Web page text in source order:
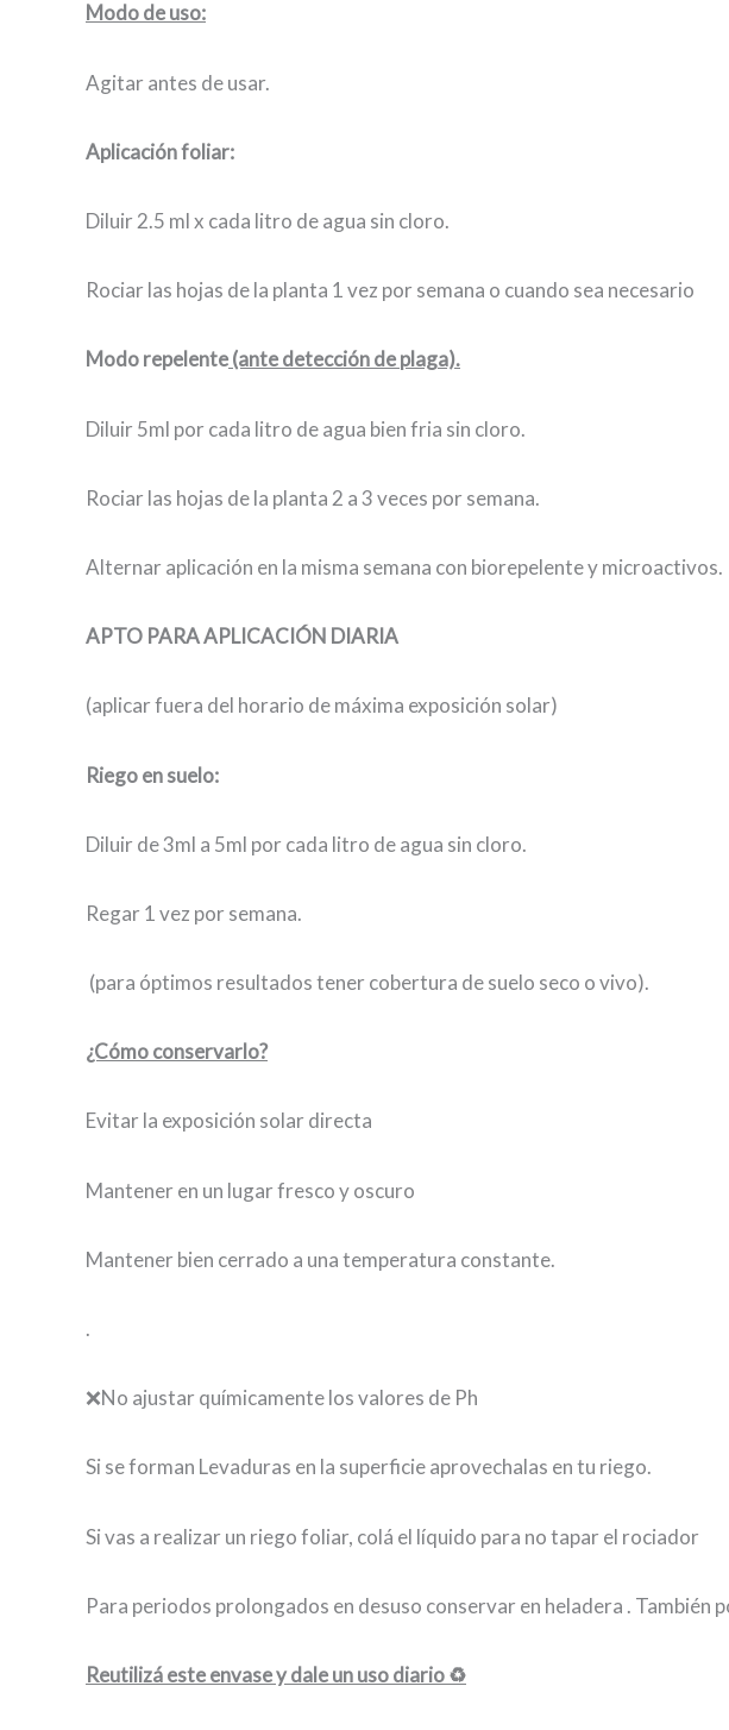
Modo de uso:
Agitar antes de usar.
Aplicación foliar:
Diluir 2.5 ml x cada litro de agua sin cloro.
Rociar las hojas de la planta 1 vez por semana o cuando sea necesario
Modo repelente(ante detección de plaga).
Diluir 5ml por cada litro de agua bien fria sin cloro.
Rociar las hojas de la planta 2 a 3 veces por semana.
Alternar aplicación en la misma semana con biorepelente y microactivos.
APTO PARA APLICACIÓN DIARIA
(aplicar fuera del horario de máxima exposición solar)
Riego en suelo:
Diluir de 3ml a 5ml por cada litro de agua sin cloro.
Regar 1 vez por semana.
(para óptimos resultados tener cobertura de suelo seco o vivo).
¿Cómo conservarlo?
Evitar la exposición solar directa
Mantener en un lugar fresco y oscuro
Mantener bien cerrado a una temperatura constante.
.
❌No ajustar químicamente los valores de Ph
Si se forman Levaduras en la superficie aprovechalas en tu riego.
Si vas a realizar un riego foliar, colá el líquido para no tapar el rociador
Para periodos prolongados en desuso conservar en heladera . También
Reutilizá este envase y dale un uso diario ♻️